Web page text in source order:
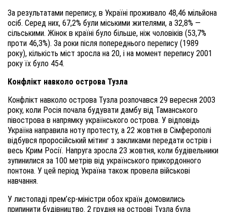
За результатами перепису, в Україні проживало 48,46 мільйона
осіб. Серед них, 67,2% були міськими жителями, а 32,8% —
сільськими. Жінок в країні було більше, ніж чоловіків (53,7%
проти 46,3%). За роки після попереднього перепису (1989
року), кількість міст зросла на 20, і на момент перепису 2001
року їх було 454.
Конфлікт навколо острова Тузла
Конфлікт навколо острова Тузла розпочався 29 вересня 2003
року, коли Росія почала будувати дамбу від Таманського
півострова в напрямку українського острова. У відповідь
Україна направила ноту протесту, а 22 жовтня в Сімферополі
відбувся проросійський мітинг з закликами передати острів і
весь Крим Росії. Напруга зросла 23 жовтня, коли будівельники
зупинилися за 100 метрів від українського прикордонного
понтона. У цей період Україна також провела військові
навчання.
У листопаді прем’єр-міністри обох країн домовились
припинити будівництво. 2 грудня на острові Тузла була